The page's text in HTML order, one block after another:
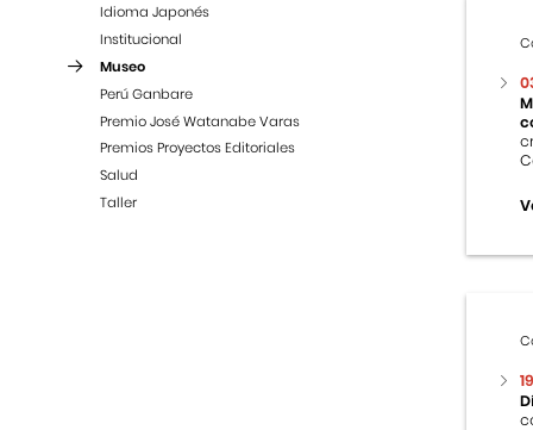
Idioma Japonés
Institucional
Museo
Perú Ganbare
Premio José Watanabe Varas
Premios Proyectos Editoriales
Salud
Taller